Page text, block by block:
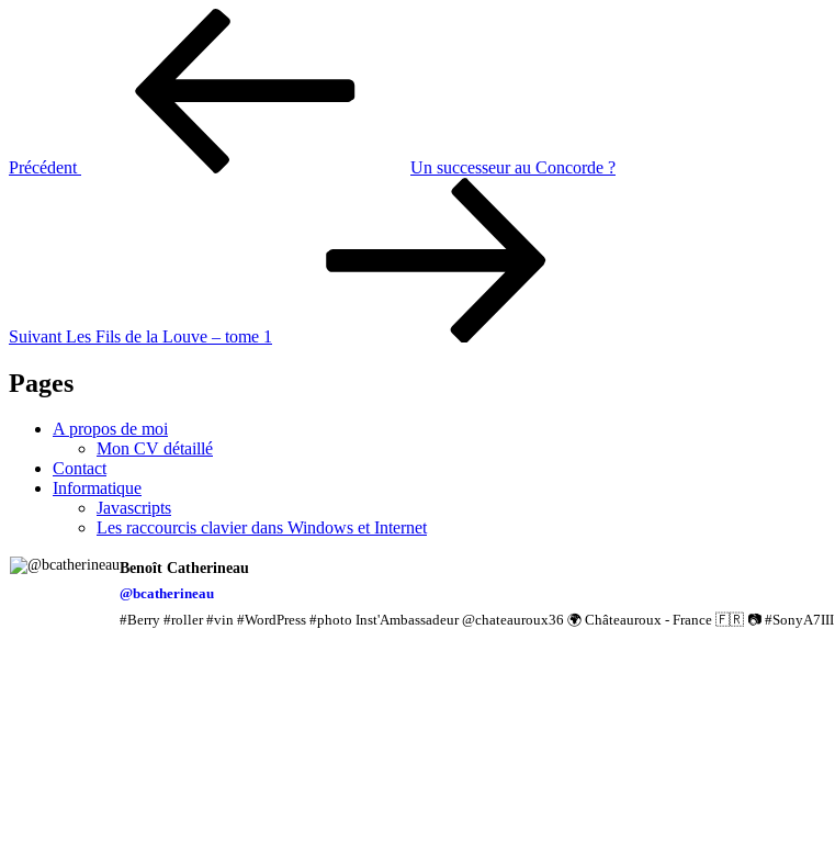
Précédent
Un successeur au Concorde ?
Suivant Les Fils de la Louve – tome 1
Pages
A propos de moi
Mon CV détaillé
Contact
Informatique
Javascripts
Les raccourcis clavier dans Windows et Internet
Benoît Catherineau
@bcatherineau
#Berry #roller #vin #WordPress #photo Inst'Ambassadeur @chateauroux36 🌍 Châteauroux - France 🇫🇷 📷 #SonyA7III